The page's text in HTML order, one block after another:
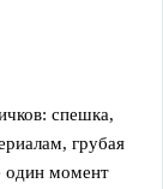
спешка,
грубая
момент